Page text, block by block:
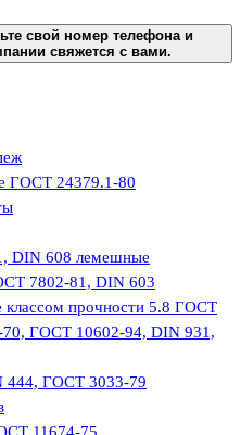
свой номер телефона и
свяжется с вами.
ГОСТ 24379.1-80
DIN 608 лемешные
7802-81, DIN 603
классом прочности 5.8 ГОСТ
ГОСТ 10602-94, DIN 931,
444, ГОСТ 3033-79